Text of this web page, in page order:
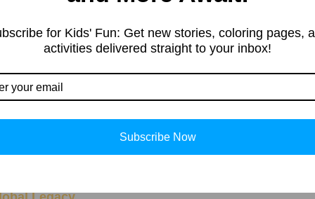
in different categories,
Kids’ products,
more.
Control One’s Tongue’
for Kids' Fun: Get new stories, coloring pages,
activities delivered straight to your inbox!
Subscribe Now